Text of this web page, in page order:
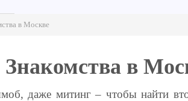
в Москве
Знакомства в
даже митинг – чтобы найти